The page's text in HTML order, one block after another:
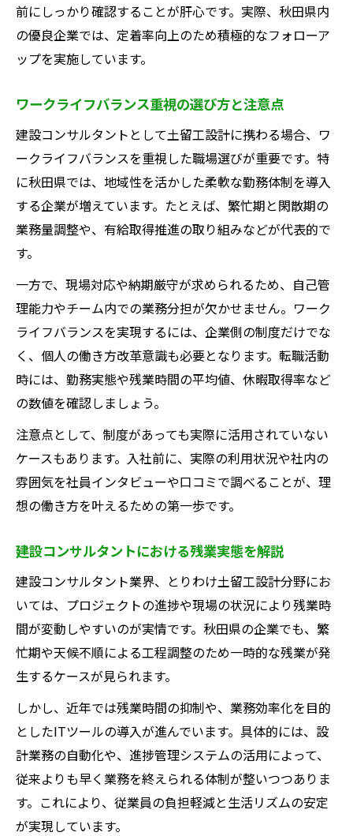
前にしっかり確認することが肝心です。実際、秋田県内
の優良企業では、定着率向上のため積極的なフォローア
ップを実施しています。
ワークライフバランス重視の選び方と注意点
建設コンサルタントとして土留工設計に携わる場合、ワ
ークライフバランスを重視した職場選びが重要です。特
に秋田県では、地域性を活かした柔軟な勤務体制を導入
する企業が増えています。たとえば、繁忙期と閑散期の
業務量調整や、有給取得推進の取り組みなどが代表的で
す。
一方で、現場対応や納期厳守が求められるため、自己管
理能力やチーム内での業務分担が欠かせません。ワーク
ライフバランスを実現するには、企業側の制度だけでな
く、個人の働き方改革意識も必要となります。転職活動
時には、勤務実態や残業時間の平均値、休暇取得率など
の数値を確認しましょう。
注意点として、制度があっても実際に活用されていない
ケースもあります。入社前に、実際の利用状況や社内の
雰囲気を社員インタビューや口コミで調べることが、理
想の働き方を叶えるための第一歩です。
建設コンサルタントにおける残業実態を解説
建設コンサルタント業界、とりわけ土留工設計分野にお
いては、プロジェクトの進捗や現場の状況により残業時
間が変動しやすいのが実情です。秋田県の企業でも、繁
忙期や天候不順による工程調整のため一時的な残業が発
生するケースが見られます。
しかし、近年では残業時間の抑制や、業務効率化を目的
としたITツールの導入が進んでいます。具体的には、設
計業務の自動化や、進捗管理システムの活用によって、
従来よりも早く業務を終えられる体制が整いつつありま
す。これにより、従業員の負担軽減と生活リズムの安定
が実現しています。